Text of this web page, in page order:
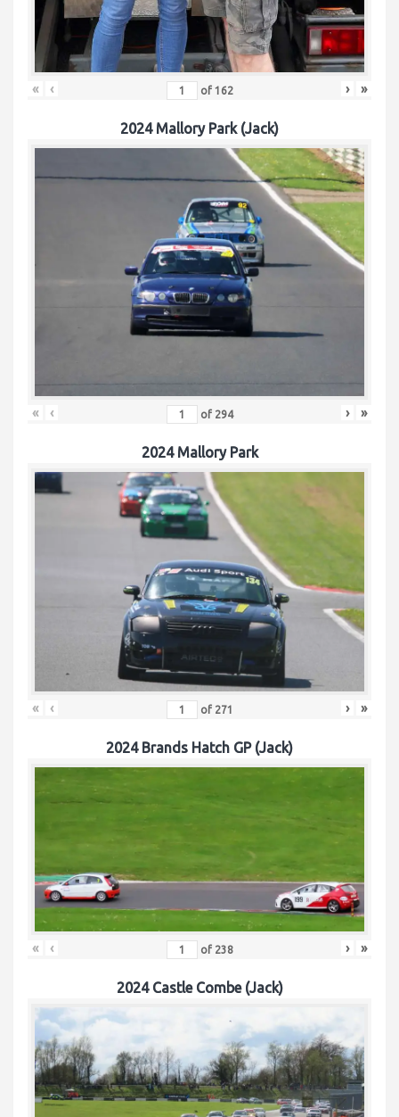
« ‹ of 162 › »
2024 Mallory Park (Jack)
« ‹ of 294 › »
2024 Mallory Park
« ‹ of 271 › »
2024 Brands Hatch GP (Jack)
« ‹ of 238 › »
2024 Castle Combe (Jack)